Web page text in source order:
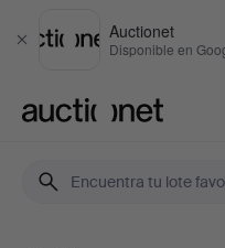
Cerrar
Auctionet
Disponible en